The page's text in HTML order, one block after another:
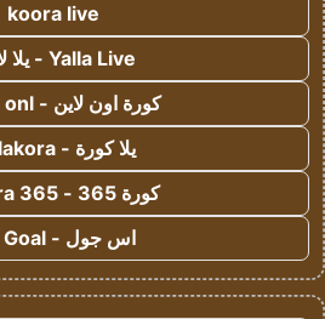
koora live
Yalla Live - يلا لايف
كورة اون لاين - koora onl
يلا كورة - yallakora
كورة 365 - kooora 365
اس جول - AS Goal